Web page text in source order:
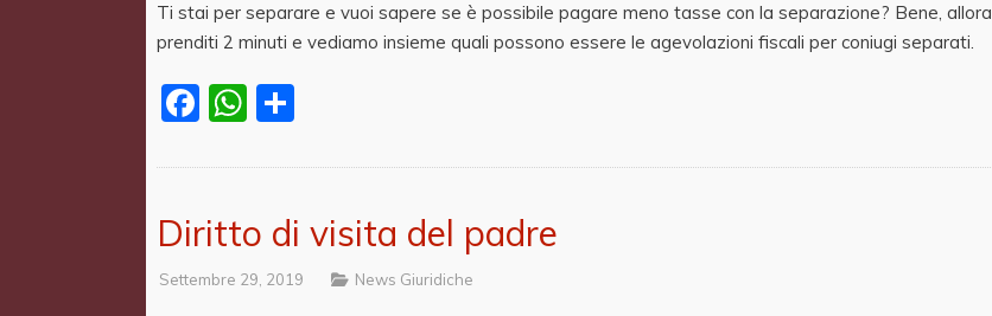
Ti stai per separare e vuoi sapere se è possibile pagare meno tasse con la separazione? Bene, allora
prenditi 2 minuti e vediamo insieme quali possono essere le agevolazioni fiscali per coniugi separati.
Facebook
WhatsApp
Diritto di visita del padre
Settembre 29, 2019 News Giuridiche